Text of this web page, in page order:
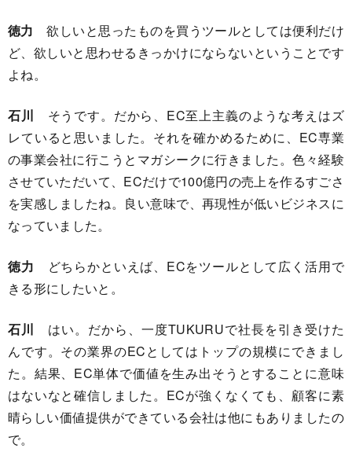
徳力 欲しいと思ったものを買うツールとしては便利だけ
ど、欲しいと思わせるきっかけにならないということです
よね。
石川 そうです。だから、EC至上主義のような考えはズ
レていると思いました。それを確かめるために、EC専業
の事業会社に行こうとマガシークに行きました。色々経験
させていただいて、ECだけで100億円の売上を作るすごさ
を実感しましたね。良い意味で、再現性が低いビジネスに
なっていました。
徳力 どちらかといえば、ECをツールとして広く活用で
きる形にしたいと。
石川 はい。だから、一度TUKURUで社長を引き受けた
んです。その業界のECとしてはトップの規模にできまし
た。結果、EC単体で価値を生み出そうとすることに意味
はないなと確信しました。ECが強くなくても、顧客に素
晴らしい価値提供ができている会社は他にもありましたの
で。